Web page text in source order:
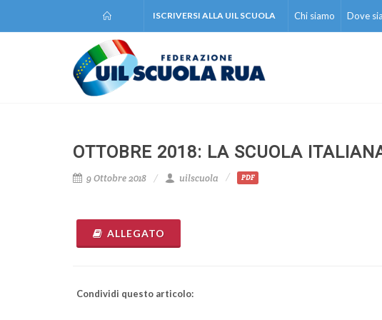
ISCRIVERSI ALLA UIL SCUOLA Chi siamo Dove
OTTOBRE 2018: LA SCUOLA
9 Ottobre 2018 uilscuola PDF
ALLEGATO
Condividi questo articolo: